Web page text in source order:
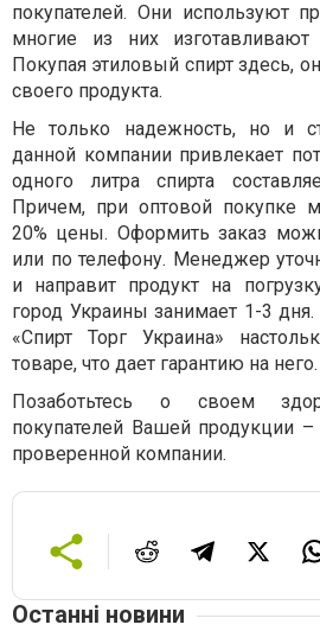
покупателей. Они используют
многие из них
Покупая этиловый спирт здесь,
своего продукта.
Не только надежность, но и
данной компании привлекает
одного литра спирта
Причем, при оптовой покупке
20% цены. Оформить заказ
или по телефону. Менеджер
и направит продукт на
город Украины занимает 1-3
«Спирт Торг Украина»
товаре, что дает гарантию на него.
Позаботьтесь о своем
покупателей Вашей продукции –
проверенной компании.
Останні новини